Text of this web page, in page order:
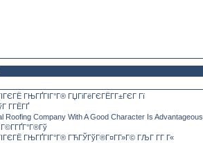
ГЊГҐГІГ°Г® ГЏГіГёГЄГЁГ­Г±ГЄГ Гї
Г­ГЁГҐ
Roofing Company With A Good Character Is Advantageous.
ГЊГҐГІГ°Г® ГЋГЎГўГ®Г¤Г­Г»Г© ГЉГ Г­Г Г«